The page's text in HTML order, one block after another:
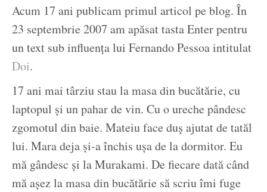
Acum 17 ani publicam primul articol pe blog. În
23 septembrie 2007 am apăsat tasta Enter pentru
un text sub influența lui Fernando Pessoa intitulat
Doi.
17 ani mai târziu stau la masa din bucătărie, cu
laptopul și un pahar de vin. Cu o ureche pândesc
zgomotul din baie. Mateiu face duș ajutat de tatăl
lui. Mara deja și-a închis ușa de la dormitor. Eu
mă gândesc și la Murakami. De fiecare dată când
mă așez la masa din bucătărie să scriu îmi fuge